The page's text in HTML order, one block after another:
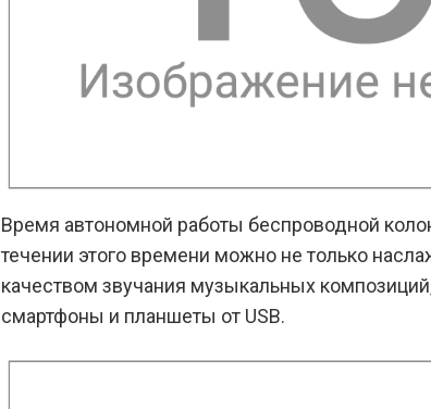
Время автономной работы беспроводной
течении этого времени можно не только
качеством звучания музыкальных
смартфоны и планшеты от USB.